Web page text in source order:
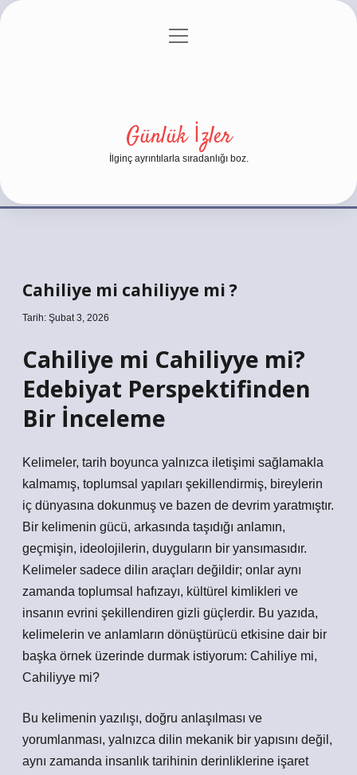
Gizlilik Politikası
menüyü
Günlük İzler
İlginç ayrıntılarla sıradanlığı boz.
Cahiliye mi cahiliyye mi ?
Tarih: Şubat 3, 2026
Cahiliye mi Cahiliyye mi?
Edebiyat Perspektifinden
Bir İnceleme
Kelimeler, tarih boyunca yalnızca iletişimi sağlamakla
kalmamış, toplumsal yapıları şekillendirmiş, bireylerin
iç dünyasına dokunmuş ve bazen de devrim yaratmıştır.
Bir kelimenin gücü, arkasında taşıdığı anlamın,
geçmişin, ideolojilerin, duyguların bir yansımasıdır.
Kelimeler sadece dilin araçları değildir; onlar aynı
zamanda toplumsal hafızayı, kültürel kimlikleri ve
insanın evrini şekillendiren gizli güçlerdir. Bu yazıda,
kelimelerin ve anlamların dönüştürücü etkisine dair bir
başka örnek üzerinde durmak istiyorum: Cahiliye mi,
Cahiliyye mi?
Bu kelimenin yazılışı, doğru anlaşılması ve
yorumlanması, yalnızca dilin mekanik bir yapısını değil,
aynı zamanda insanlık tarihinin derinliklerine işaret